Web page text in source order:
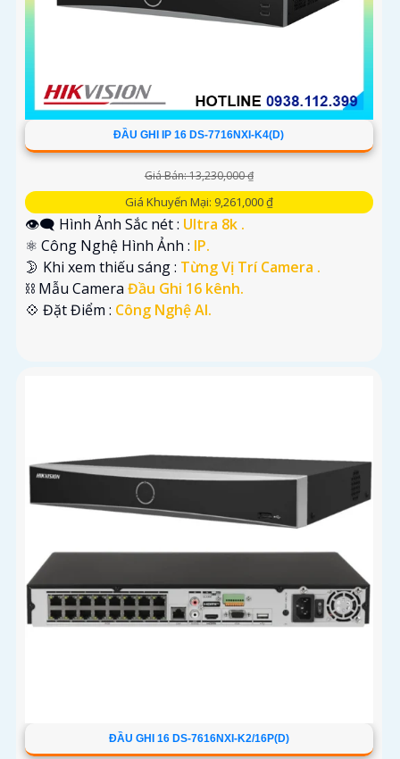
ĐẦU GHI IP 16 DS-7716NXI-K4(D)
Giá Bán: 13,230,000 ₫
Giá Khuyến Mại: 9,261,000 ₫
👁️‍🗨 Hình Ảnh Sắc nét : Ultra 8k .
⚛️ Công Nghệ Hình Ảnh : IP.
🌛 Khi xem thiếu sáng : Từng Vị Trí Camera .
⛓ Mẫu Camera Đầu Ghi 16 kênh.
️💠 Đặt Điểm : Công Nghệ AI.
ĐẦU GHI 16 DS-7616NXI-K2/16P(D)